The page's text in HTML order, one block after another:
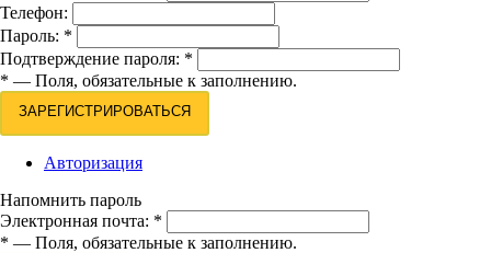
Телефон:
Пароль: *
Подтверждение пароля: *
* — Поля, обязательные к заполнению.
ЗАРЕГИСТРИРОВАТЬСЯ
Авторизация
Напомнить пароль
Электронная почта: *
* — Поля, обязательные к заполнению.